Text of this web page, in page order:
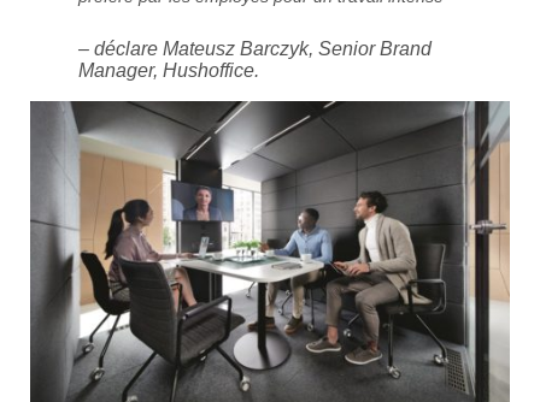
– déclare Mateusz Barczyk, Senior Brand
Manager, Hushoffice.